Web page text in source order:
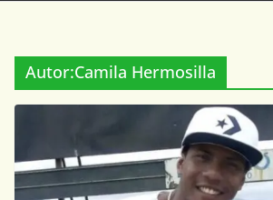
Autor:Camila Hermosilla